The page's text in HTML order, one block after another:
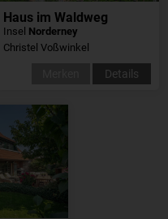
Haus im Waldweg
Insel Norderney
Christel Voßwinkel
Details